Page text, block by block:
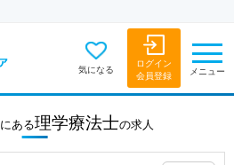
気になる
ログイン
会員登録
メニュー
にある理学療法士の求人